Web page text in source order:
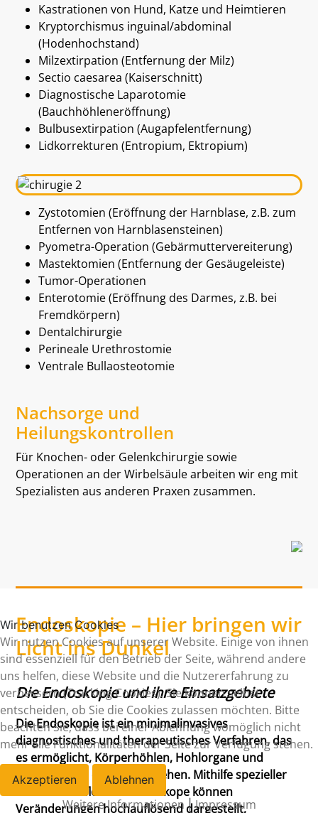
Kastrationen von Hund, Katze und Heimtieren
Kryptorchismus inguinal/abdominal
(Hodenhochstand)
Milzextirpation (Entfernung der Milz)
Sectio caesarea (Kaiserschnitt)
Diagnostische Laparotomie
(Bauchhöhleneröffnung)
Bulbusextirpation (Augapfelentfernung)
Lidkorrekturen (Entropium, Ektropium)
Zystotomien (Eröffnung der Harnblase, z.B. zum
Entfernen von Harnblasensteinen)
Pyometra-Operation (Gebärmuttervereiterung)
Mastektomien (Entfernung der Gesäugeleiste)
Tumor-Operationen
Enterotomie (Eröffnung des Darmes, z.B. bei
Fremdkörpern)
Dentalchirurgie
Perineale Urethrostomie
Ventrale Bullaosteotomie
Nachsorge und
Heilungskontrollen
Für Knochen- oder Gelenkchirurgie sowie
Operationen an der Wirbelsäule arbeiten wir eng mit
Spezialisten aus anderen Praxen zusammen.
Endoskopie – Hier bringen wir
Licht ins Dunkel
Die Endoskopie und ihre Einsatzgebiete
Die Endoskopie ist ein minimalinvasives
diagnostisches und therapeutisches Verfahren, das
es ermöglicht, Körperhöhlen, Hohlorgane und
Schleimhäute direkt einzusehen. Mithilfe spezieller
starrer oder flexibler Endoskope können
Veränderungen hochauflösend dargestellt,
Wir benutzen Cookies
Wir nutzen Cookies auf unserer Website. Einige von ihnen
sind essenziell für den Betrieb der Seite, während andere
uns helfen, diese Website und die Nutzererfahrung zu
verbessern (Tracking Cookies). Sie können selbst
entscheiden, ob Sie die Cookies zulassen möchten. Bitte
beachten Sie, dass bei einer Ablehnung womöglich nicht
mehr alle Funktionalitäten der Seite zur Verfügung stehen.
Akzeptieren Ablehnen
Weitere Informationen |Impressum